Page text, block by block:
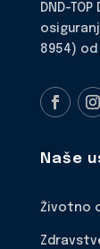
DND-
8954)
Naše
Životno